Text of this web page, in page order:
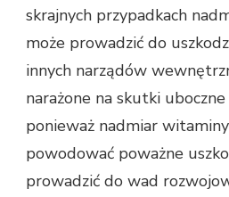
skrajnych przypadkach
może prowadzić do
innych narządów
narażone na skutki
ponieważ nadmiar
powodować poważne
prowadzić do wad